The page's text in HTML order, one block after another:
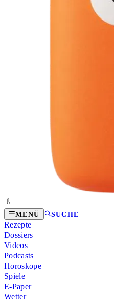
MENÜ SUCHE
Rezepte
Dossiers
Videos
Podcasts
Horoskope
Spiele
E-Paper
Wetter